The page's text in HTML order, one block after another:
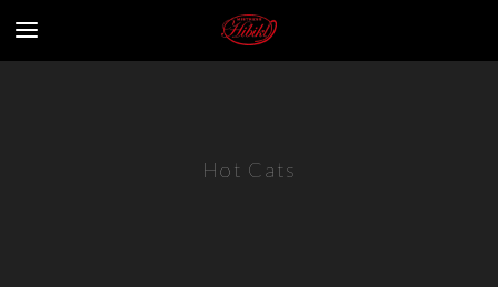
Hot Cats